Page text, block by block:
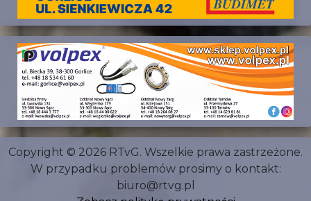
Copyright © 2026 RTvG. Wszelkie prawa zastrzeżone.
W przypadku problemów prosimy o kontakt:
biuro@rtvg.pl